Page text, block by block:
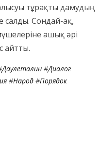
тұрақты дамудың
салды. Сондай-ақ,
ашық әрі
айтты.
Даулеталин #Диалог
#Народ #Порядок